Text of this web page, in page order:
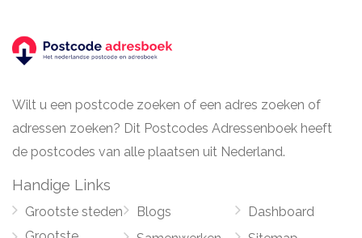
Wilt u een postcode zoeken of een adres zoeken of
adressen zoeken? Dit Postcodes Adressenboek heeft
de postcodes van alle plaatsen uit Nederland.
Handige Links
Grootste steden
Blogs
Dashboard